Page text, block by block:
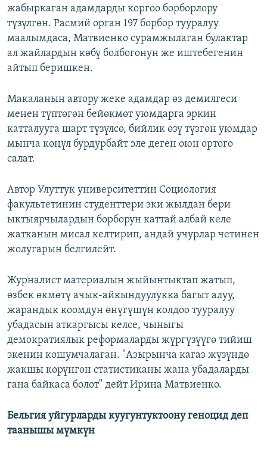
жабыркаган адамдарды коргоо борборлору
түзүлгөн. Расмий орган 197 борбор тууралуу
маалымдаса, Матвиенко сурамжылаган булактар
ал жайлардын көбү болбогонун же иштебегенин
айтып беришкен.
Макаланын автору жеке адамдар өз демилгеси
менен түптөгөн бейөкмөт уюмдарга эркин
катталууга шарт түзүлсө, бийлик өзү түзгөн уюмдар
мынча көңүл бурдурбайт эле деген оюн ортого
салат.
Автор Улуттук университеттин Социология
факультетинин студенттери эки жылдан бери
ыктыярчылардын борборун каттай албай келе
жатканын мисал келтирип, андай учурлар четинен
жолугарын белгилейт.
Журналист материалын жыйынтыктап жатып,
өзбек өкмөтү ачык-айкындуулукка багыт алуу,
жарандык коомдун өнүгүшүн колдоо тууралуу
убадасын аткаргысы келсе, чыныгы
демократиялык реформаларды жүргүзүүгө тийиш
экенин кошумчалаган. "Азырынча кагаз жүзүндө
жакшы көрүнгөн статистиканы жана убадаларды
гана байкаса болот" дейт Ирина Матвиенко.
Бельгия уйгурларды куугунтуктоону геноцид деп
таанышы мүмкүн